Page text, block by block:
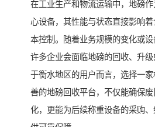
在工业生产和物流运输中，地磅
心设备，其性能与状态直接影响
本控制。随着业务规模的变化或设
许多企业会面临地磅的回收、升
于衡水地区的用户而言，选择一
善的地磅回收平台，不仅能确保
化，更能为后续称重设备的采购